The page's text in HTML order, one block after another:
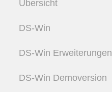
Übersicht
DS-Win
DS-Win Erweiterungen
DS-Win Demoversion